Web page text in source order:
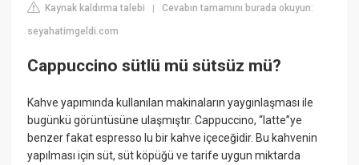
Kaynak kaldırma talebi |Cevabın tamamını burada okuyun:
seyahatimgeldi.com
Cappuccino sütlü mü sütsüz mü?
Kahve yapımında kullanılan makinaların yaygınlaşması ile
bugünkü görüntüsüne ulaşmıştır. Cappuccino, “latte”ye
benzer fakat espresso lu bir kahve içeceğidir. Bu kahvenin
yapılması için süt, süt köpüğü ve tarife uygun miktarda